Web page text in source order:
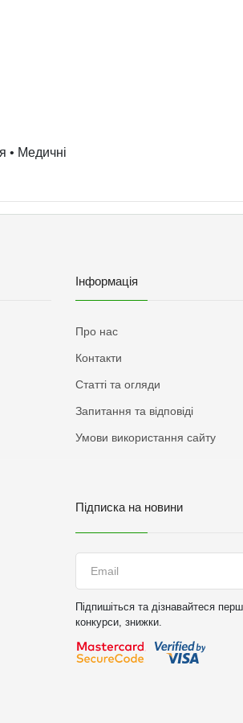
• Медичні
Інформація
Про нас
Контакти
Статті та огляди
Запитання та відповіді
Умови використання сайту
Підписка на новини
Підпишіться та дізнавайтеся
конкурси, знижки.